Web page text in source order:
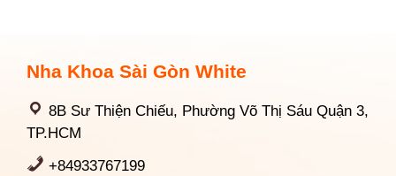
Nha Khoa Sài Gòn White
8B Sư Thiện Chiếu, Phường Võ Thị Sáu Quận 3,
TP.HCM
+84933767199